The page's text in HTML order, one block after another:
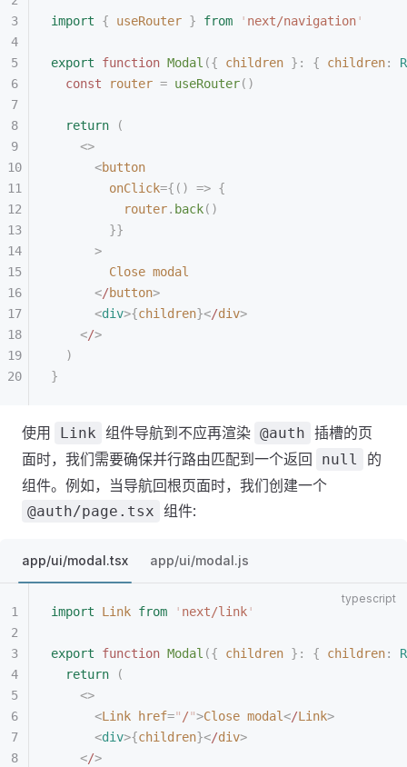
import { useRouter } from ' next/navigation'
export function Modal ({ children }: { children:
  const
router = useRouter()
  return
(
    <>
      <
button
        onClick
={() => {
          router
. back()
        }}
      >
        Close
modal
      <
/button>
      <
div>{children}</div>
    <
/>
  )
}
使用 Link 组件导航到不应再渲染 @auth 插槽的页
面时，我们需要确保并行路由匹配到一个返回
null
的
组件。例如，当导航回根页面时，我们创建一个
@auth/page.tsx 组件:
app/ui/modal.tsx app/ui/modal.js
import Link from ' next/link'
export function Modal ({ children }: { children:
  return
(
    <>
      <
Link href=" /">Close modal</Link>
      <
div>{children}</div>
    <
/>